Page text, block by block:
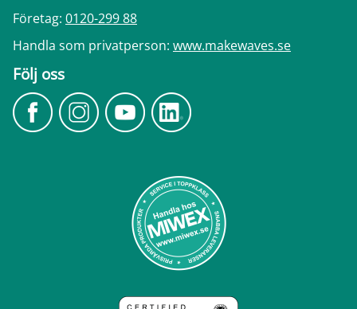
Företag: 0120-299 88
Handla som privatperson: www.makewaves.se
Följ oss